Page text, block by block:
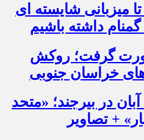
میزبانی شایسته ای
داشته باشیم
گرفت؛ روکش
راهپیمایی باشکوه ۱۳ آبان در بیرجند؛ «متحد
+ تصاویر